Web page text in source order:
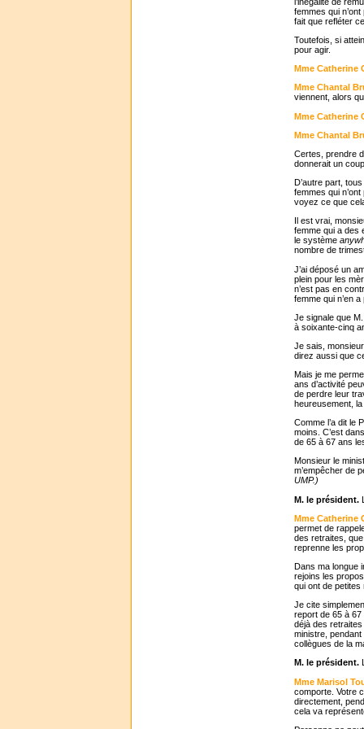
femmes qui
fait que refléter
Toutefois, si
pour agir.
Mme Catherine
Mme Chantal
viennent, alors
Mme Catherine
Mme Chantal
Certes, prendre
donnerait un
D’autre part,
femmes qui
voyez ce que
Il est vrai,
femme qui a des
le système
nombre de
J’ai déposé un
plein pour les
n’est pas en
femme qui n’en
Je signale que
à soixante-cinq
Je sais,
direz aussi que
Mais je me
ans d’activité
de perdre leur
heureusement, la
Comme l’a dit le
moins. C’est
de 65 à 67 ans
Monsieur le
m’empêcher de
UMP.)
M. le président.
Mme Catherine
permet de
des retraites,
reprenne les
Dans ma longue
rejoins les
qui ont de petites
Je cite
report de 65 à 67
déjà des
ministre, pendant
collègues de la
M. le président.
Mme Marisol
comporte. Votre
directement,
cela va